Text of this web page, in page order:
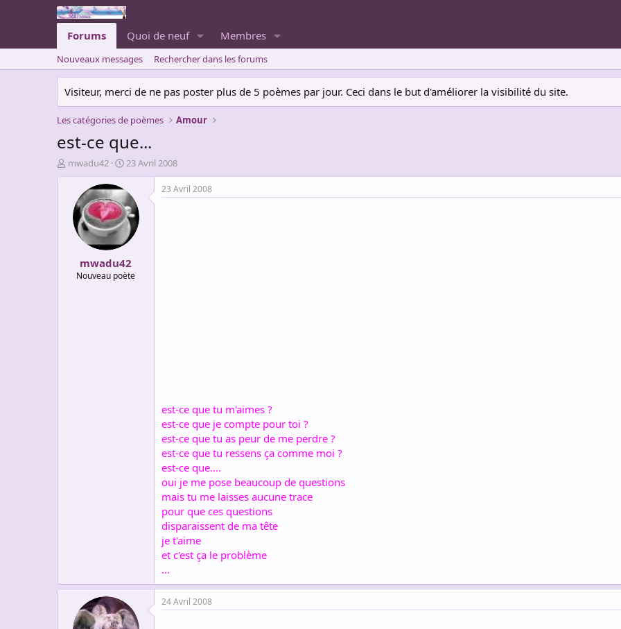
Forums Quoi de neuf Membres
Nouveaux messages Rechercher dans les forums
Visiteur, merci de ne pas poster plus de 5 poèmes par jour. Ceci dans le but d'améliorer la visibilité du site.
Les catégories de poèmes Amour
est-ce que...
A
u
mwadu42
D
a
e
d
e
d
b
u
23 Avril 2008
mwadu42
Nouveau poète
23 Avril 2008
est-ce que tu m'aimes ?
est-ce que je compte pour toi ?
est-ce que tu as peur de me perdre ?
est-ce que tu ressens ça comme moi ?
est-ce que....
oui je me pose beaucoup de questions
mais tu me laisses aucune trace
pour que ces questions
disparaissent de ma tête
je t'aime
et c'est ça le problème
...
24 Avril 2008